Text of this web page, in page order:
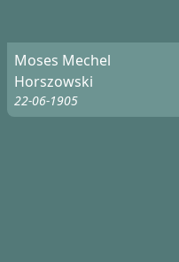
Moses Mechel
Horszowski
22-06-1905